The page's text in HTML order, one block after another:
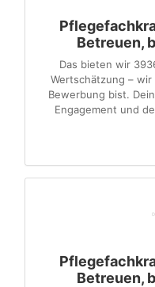
Betreuen,
Das bieten wir
Wertschätzung –
Bewerbung bist.
Engagement und
Betreuen,